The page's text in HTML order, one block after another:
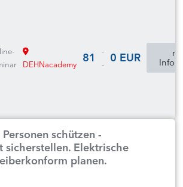
DEHNacademy 81
-
-
0 EUR
schützen -
sicherstellen. Elektrische
planen.